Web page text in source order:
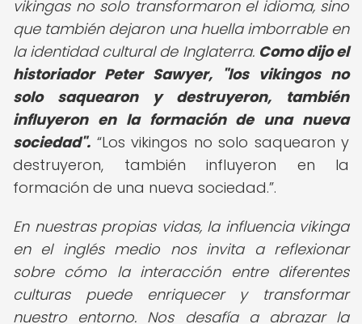
vikingas no solo transformaron el idioma, sino
que también dejaron una huella imborrable en
la identidad cultural de Inglaterra. Como dijo el
historiador Peter Sawyer, "los vikingos no
solo saquearon y destruyeron, también
influyeron en la formación de una nueva
sociedad". Los vikingos no solo saquearon y
destruyeron, también influyeron en la
formación de una nueva sociedad. .
En nuestras propias vidas, la influencia vikinga
en el inglés medio nos invita a reflexionar
sobre cómo la interacción entre diferentes
culturas puede enriquecer y transformar
nuestro entorno. Nos desafía a abrazar la